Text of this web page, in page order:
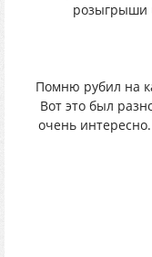
розыгрыши
Помню рубил на
Вот это был
очень